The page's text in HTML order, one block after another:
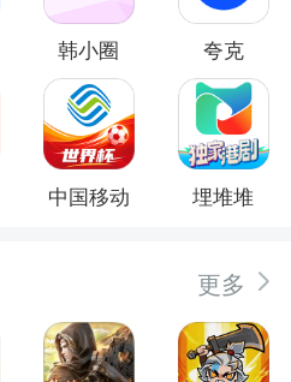
韩小圈 夸克
中国移动 埋堆堆
更多